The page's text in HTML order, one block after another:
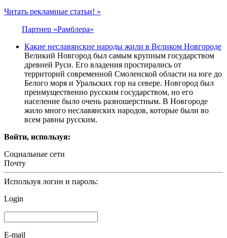
Читать рекламные статьи! »
Партнер «Рамблера»
Какие неславянские народы жили в Великом Новгороде
Великий Новгород был самым крупным государством
древней Руси. Его владения простирались от
территорий современной Смоленской области на юге до
Белого моря и Уральских гор на севере. Новгород был
преимущественно русским государством, но его
население было очень разношерстным. В Новгороде
жило много неславянских народов, которые были во
всем равны русским.
Войти, используя:
Социальные сети
Почту
Используя логин и пароль:
Login
E-mail